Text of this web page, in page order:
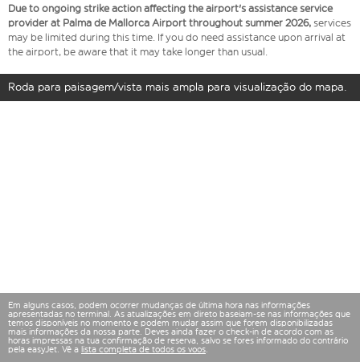
Due to ongoing strike action affecting the airport's assistance service
provider at Palma de Mallorca Airport throughout summer 2026, services
may be limited during this time. If you do need assistance upon arrival at
the airport, be aware that it may take longer than usual.
Roda para paisagem/vista mais ampla para visualização do mapa.
Em alguns casos, podem ocorrer mudanças de última hora nas informações
apresentadas no terminal. As atualizações em direto baseiam-se nas informações que
temos disponíveis no momento e podem mudar assim que forem disponibilizadas
mais informações da nossa parte. Deves ainda fazer o check-in de acordo com as
horas impressas na tua confirmação de reserva, salvo se fores informado do contrário
pela easyJet. Vê a lista completa de todos os voos.